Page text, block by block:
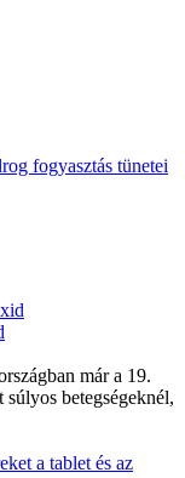
fogyasztás tünetei
már a 19.
súlyos betegségeknél,